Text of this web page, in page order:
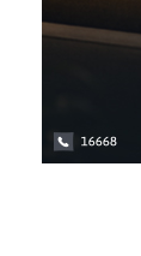
العربية
اسطوانات
اليوم
الختام